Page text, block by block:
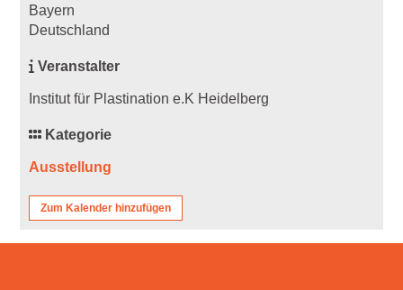
Bayern
Deutschland
Veranstalter
Institut für Plastination e.K Heidelberg
Kategorie
Ausstellung
Zum Kalender hinzufügen